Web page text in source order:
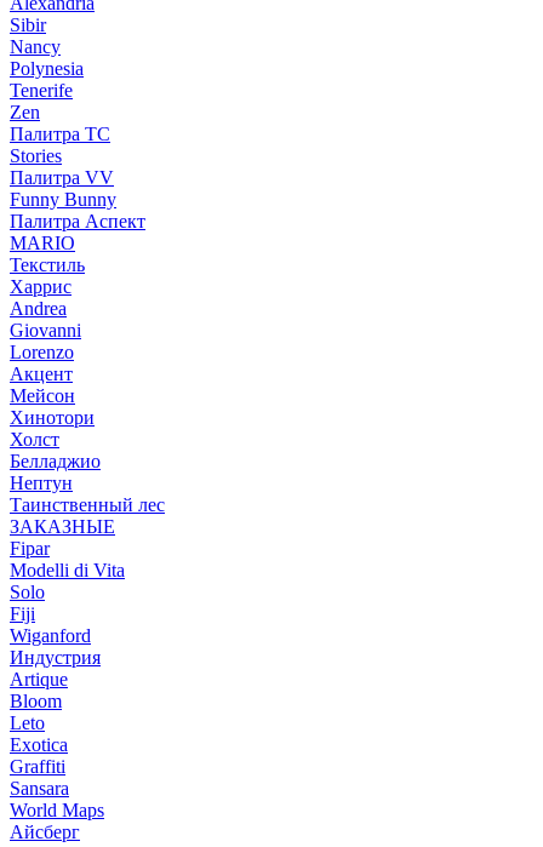
Sibir
Nancy
Polynesia
Tenerife
Zen
Палитра TC
Stories
Палитра VV
Funny Bunny
Палитра Аспект
MARIO
Текстиль
Харрис
Andrea
Giovanni
Lorenzo
Акцент
Мейсон
Хинотори
Холст
Белладжио
Нептун
Таинственный лес
ЗАКАЗНЫЕ
Fipar
Modelli di Vita
Solo
Fiji
Wiganford
Индустрия
Artique
Bloom
Leto
Exotica
Graffiti
Sansara
World Maps
Айсберг